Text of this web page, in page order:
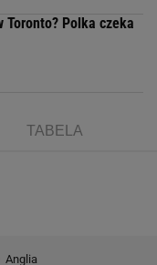
Toronto? Polka czeka
TABELA
Anglia